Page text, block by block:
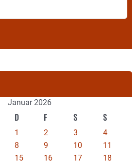
Januar 2026
D F S S
1 2 3
4
8 9 10
11
15 16 17
18